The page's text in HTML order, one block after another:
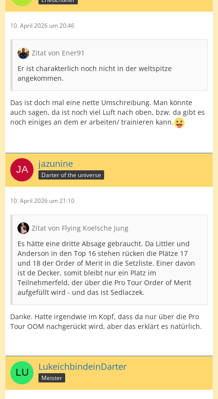
10. April 2026 um 20:46
Zitat von Ener91
Er ist charakterlich noch nicht in der weltspitze
angekommen.
Das ist doch mal eine nette Umschreibung. Man könnte
auch sagen, da ist noch viel Luft nach oben, bzw. da gibt es
noch einiges an dem er arbeiten/ trainieren kann.
jazunine
Darter of the universe
10. April 2026 um 21:10
Zitat von Flying Koelsche Jung
Es hätte eine dritte Absage gebraucht. Da Littler und
Anderson in den Top 16 stehen rücken die Plätze 17
und 18 der Order of Merit in die Setzliste. Einer davon
ist de Decker, somit bleibt nur ein Platz im
Teilnehmerfeld, der über die Pro Tour Order of Merit
aufgefüllt wird - und das ist Sedlaczek.
Danke. Hatte irgendwie im Kopf, dass da nur über die Pro
Tour OOM nachgerückt wird, aber das erklärt es natürlich.
LukeichbindeinDarter
Meister